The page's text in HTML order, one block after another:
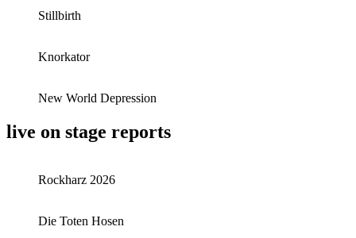
Stillbirth
Knorkator
New World Depression
live on stage reports
Rockharz 2026
Die Toten Hosen